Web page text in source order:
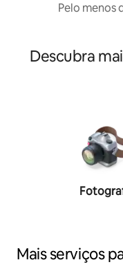
Pelo menos
Descubra
Mais serviços